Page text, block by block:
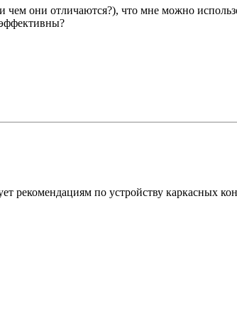
они отличаются?), что мне можно
рекомендациям по устройству каркасных